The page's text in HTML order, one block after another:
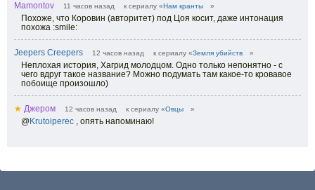
Mamontov 11 часов назад к сериалу «Нам кранты »
Похоже, что Коровин (авторитет) под Цоя косит, даже интонация
похожа :smile:
Jeepers Creepers 12 часов назад к сериалу «Земля убийств »
Неплохая история, Хагрид молодцом. Одно только непонятно - с
чего вдруг такое название? Можно подумать там какое-то кровавое
побоище произошло)
★ Джером 12 часов назад к сериалу «Овцы »
@Krutoiperec , опять напоминаю!